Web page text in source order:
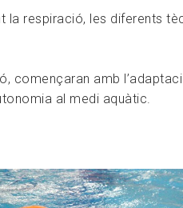
respiració, les diferents
començaran amb
al medi aquàtic.